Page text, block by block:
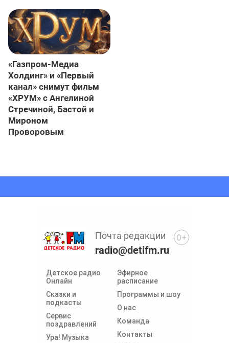
«Газпром-Медиа
Холдинг» и «Первый
канал» снимут фильм
«ХРУМ» с Ангелиной
Стречиной, Бастой и
Мироном
Проворовым
Детское радио
Онлайн
Сказки и
подкасты
Сервис
поздравлений
Ура! Музыка
Эфирное
расписание
Программы и шоу
О нас
Команда
Контакты
Почта редакции
radio@detifm.ru
0+